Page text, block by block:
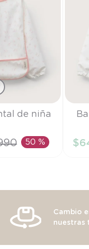
de niña
50 %
Talla
$
Cambio
nuestras